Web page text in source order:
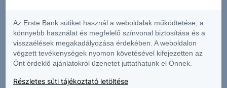
Kapcsolódó termékek
2HQ 5UR
Az Erste Bank sütiket használ a weboldalak működtetése, a
könnyebb használat és megfelelő színvonal biztosítása és a
visszaélések megakadályozása érdekében. A weboldalon
végzett tevékenységek nyomon követésével kifejezetten az
Önt érdeklő ajánlatokról üzenetet juttathatunk el Önnek.
Részletes süti tájékoztató letöltése